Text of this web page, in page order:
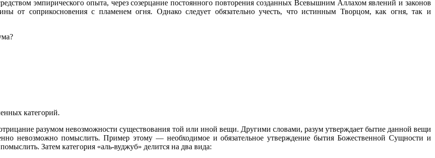
эмпирического опыта, через созерцание постоянного повторения созданных Всевышним Аллахом явлений и законов
от соприкосновения с пламенем огня. Однако следует обязательно учесть, что истинным Творцом, как огня, так и
категорий.
разумом невозможности существования той или иной вещи. Другими словами, разум утверждает бытие данной вещи
невозможно помыслить. Пример этому — необходимое и обязательное утверждение бытия Божественной Сущности и
Затем категория «аль-вуджуб» делится на два вида: